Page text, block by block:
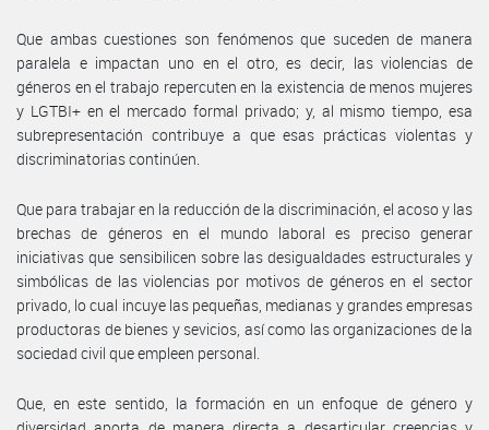
Que ambas cuestiones son fenómenos que suceden de manera
paralela e impactan uno en el otro, es decir, las violencias de
géneros en el trabajo repercuten en la existencia de menos mujeres
y LGTBI+ en el mercado formal privado; y, al mismo tiempo, esa
subrepresentación contribuye a que esas prácticas violentas y
discriminatorias continúen.
Que para trabajar en la reducción de la discriminación, el acoso y las
brechas de géneros en el mundo laboral es preciso generar
iniciativas que sensibilicen sobre las desigualdades estructurales y
simbólicas de las violencias por motivos de géneros en el sector
privado, lo cual incuye las pequeñas, medianas y grandes empresas
productoras de bienes y sevicios, así como las organizaciones de la
sociedad civil que empleen personal.
Que, en este sentido, la formación en un enfoque de género y